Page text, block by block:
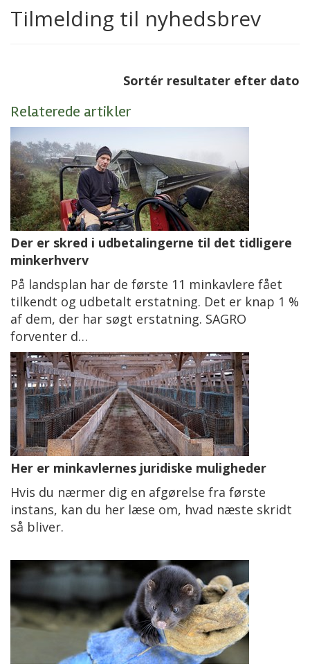
Tilmelding til nyhedsbrev
Sortér resultater efter dato
Relaterede artikler
Der er skred i udbetalingerne til det tidligere
minkerhverv
På landsplan har de første 11 minkavlere fået
tilkendt og udbetalt erstatning. Det er knap 1 %
af dem, der har søgt erstatning. SAGRO
forventer d…
Her er minkavlernes juridiske muligheder
Hvis du nærmer dig en afgørelse fra første
instans, kan du her læse om, hvad næste skridt
så bliver.